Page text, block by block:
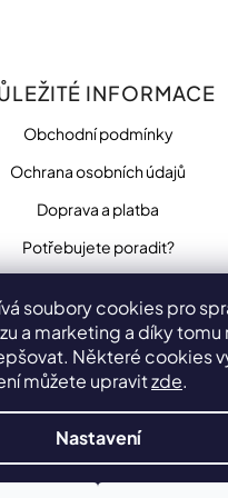
soubory cookies pro
a marketing a díky tomu
Některé cookies
můžete upravitzde.
Nastavení
INFORMACE
Obchodní podmínky
Ochrana osobních údajů
Doprava a platba
Potřebujete poradit?
SLEDUJTE NÁS
platformě Shoptet